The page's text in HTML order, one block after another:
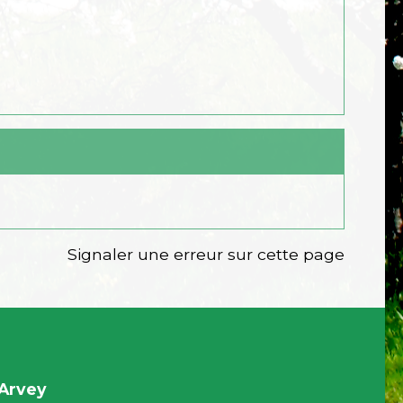
Signaler une erreur sur cette page